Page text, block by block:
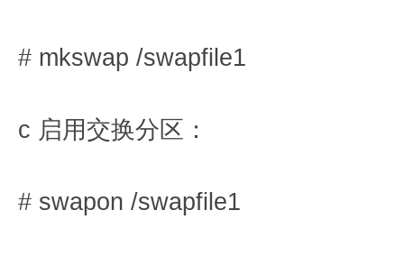
# mkswap /swapfile1
c 启用交换分区：
# swapon /swapfile1